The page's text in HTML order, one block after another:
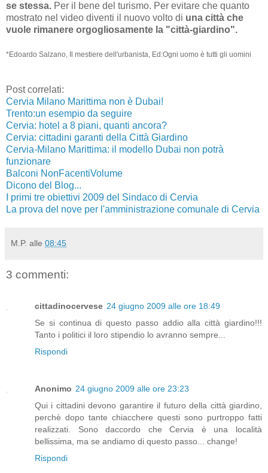
se stessa. Per il bene del turismo. Per evitare che quanto
mostrato nel video diventi il nuovo volto di una città che
vuole rimanere orgogliosamente la "città-giardino".
*Edoardo Salzano, Il mestiere dell'urbanista, Ed:Ogni uomo è tutti gli uomini
Post correlati:
Cervia Milano Marittima non è Dubai!
Trento:un esempio da seguire
Cervia: hotel a 8 piani, quanti ancora?
Cervia: cittadini garanti della Città Giardino
Cervia-Milano Marittima: il modello Dubai non potrà
funzionare
Balconi NonFacentiVolume
Dicono del Blog...
I primi tre obiettivi 2009 del Sindaco di Cervia
La prova del nove per l'amministrazione comunale di Cervia
M.P. alle 08:45
3 commenti:
cittadinocervese 24 giugno 2009 alle ore 18:49
Se si continua di questo passo addio alla città giardino!!!
Tanto i politici il loro stipendio lo avranno sempre...
Rispondi
Anonimo 24 giugno 2009 alle ore 23:23
Qui i cittadini devono garantire il futuro della città giardino,
perchè dopo tante chiacchere questi sono purtroppo fatti
realizzati. Sono daccordo che Cervia è una località
bellissima, ma se andiamo di questo passo... change!
Rispondi